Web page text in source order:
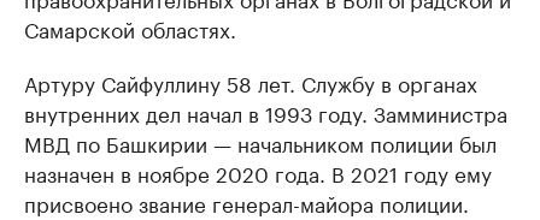
Самарской областях.
Артуру Сайфуллину 58 лет. Службу в органах
внутренних дел начал в 1993 году. Замминистра
МВД по Башкирии — начальником полиции был
назначен в ноябре 2020 года. В 2021 году ему
присвоено звание генерал-майора полиции.